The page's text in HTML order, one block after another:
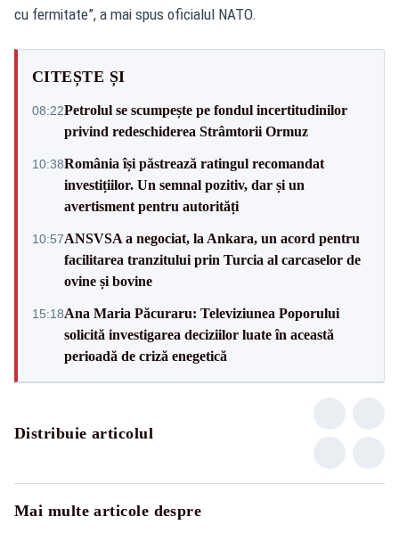
cu fermitate”, a mai spus oficialul NATO.
CITEȘTE ȘI
08:22Petrolul se scumpește pe fondul incertitudinilor
privind redeschiderea Strâmtorii Ormuz
10:38România își păstrează ratingul recomandat
investițiilor. Un semnal pozitiv, dar și un
avertisment pentru autorități
10:57ANSVSA a negociat, la Ankara, un acord pentru
facilitarea tranzitului prin Turcia al carcaselor de
ovine și bovine
15:18Ana Maria Păcuraru: Televiziunea Poporului
solicită investigarea deciziilor luate în această
perioadă de criză enegetică
Distribuie articolul
Mai multe articole despre